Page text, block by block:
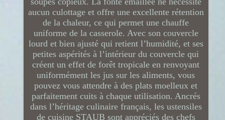
aucun culottage et offre une excellente rétention
de la chaleur, ce qui permet une chauffe
uniforme de la casserole. Avec son couvercle
lourd et bien ajusté qui retient l’humidité, et ses
petites aspérités à l’intérieur du couvercle qui
créent un effet de forêt tropicale en renvoyant
uniformément les jus sur les aliments, vous
pouvez vous attendre à des plats moelleux et
parfaitement cuits à chaque utilisation. Ancrés
dans l’héritage culinaire français, les ustensiles
de cuisine STAUB sont appréciés des chefs